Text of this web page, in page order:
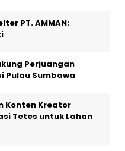
PT. AMMAN:
Perjuangan
Pulau Sumbawa
Konten Kreator
Tetes untuk Lahan